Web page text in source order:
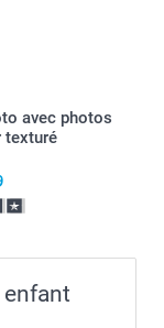
avec photos
texturé
enfant